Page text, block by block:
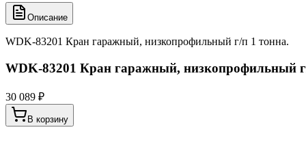
Описание
WDK-83201 Кран гаражный, низкопрофильный г/п 1 тонна.
WDK-83201 Кран гаражный, низкопрофильный
30 089 ₽
В корзину